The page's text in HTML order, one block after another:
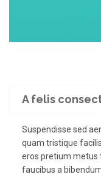
A felis
Suspendisse sed
quam tristique
eros pretium metus
faucibus a